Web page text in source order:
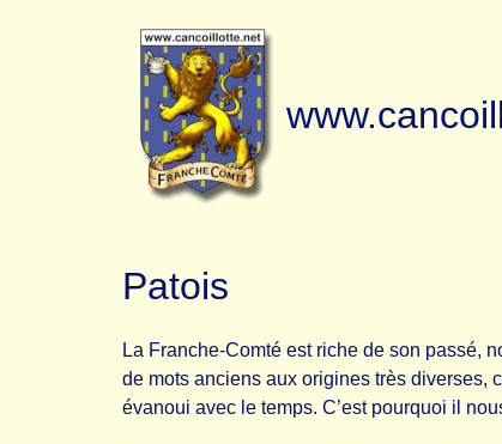
Patois
La Franche-Comté est riche de son passé,
de mots anciens aux origines très diverses,
évanoui avec le temps. C’est pourquoi il